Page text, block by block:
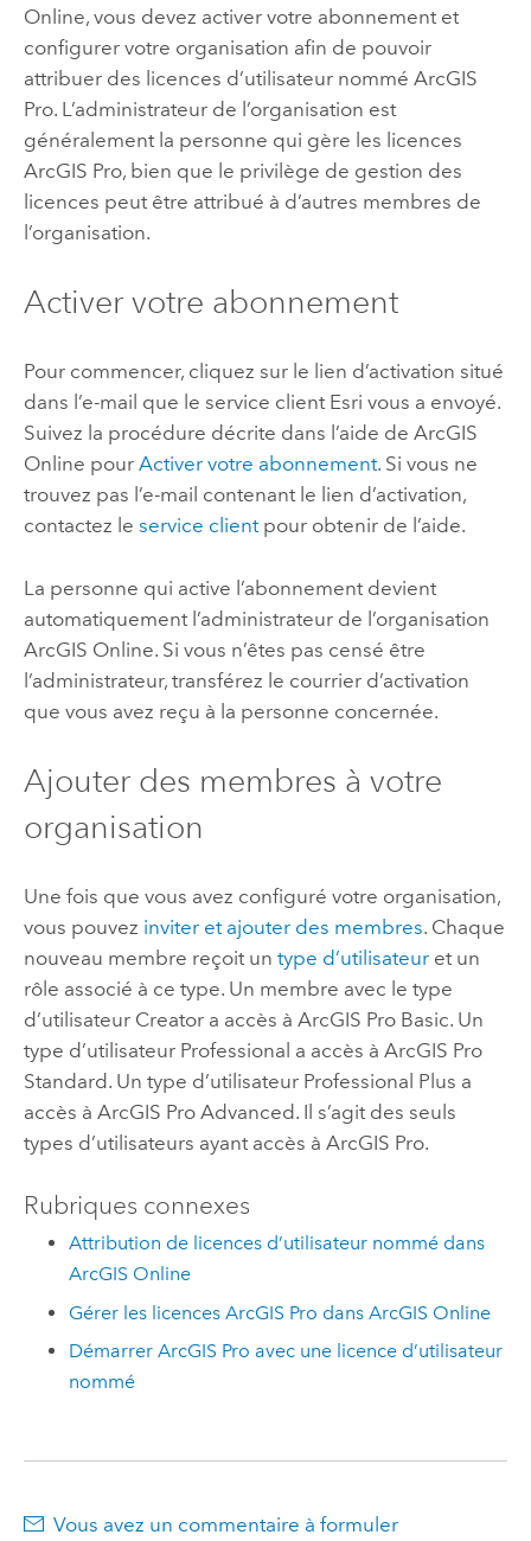
Online, vous devez activer votre abonnement et
configurer votre organisation afin de pouvoir
attribuer des licences d’utilisateur nommé ArcGIS
Pro. L’administrateur de l’organisation est
généralement la personne qui gère les licences
ArcGIS Pro, bien que le privilège de gestion des
licences peut être attribué à d’autres membres de
l’organisation.
Activer votre abonnement
Pour commencer, cliquez sur le lien d’activation situé
dans l’e-mail que le service client Esri vous a envoyé.
Suivez la procédure décrite dans l’aide de ArcGIS
Online pour Activer votre abonnement. Si vous ne
trouvez pas l’e-mail contenant le lien d’activation,
contactez le service clientpour obtenir de l’aide.
La personne qui active l’abonnement devient
automatiquement l’administrateur de l’organisation
ArcGIS Online. Si vous n’êtes pas censé être
l’administrateur, transférez le courrier d’activation
que vous avez reçu à la personne concernée.
Ajouter des membres à votre
organisation
Une fois que vous avez configuré votre organisation,
vous pouvez inviter et ajouter des membres. Chaque
nouveau membre reçoit un type d’utilisateuret un
rôle associé à ce type. Un membre avec le type
d’utilisateur Creatora accès à ArcGIS Pro Basic. Un
type d’utilisateur Professional a accès à ArcGIS Pro
Standard. Un type d’utilisateur Professional Plus a
accès à ArcGIS Pro Advanced. Il s’agit des seuls
types d’utilisateurs ayant accès à ArcGIS Pro.
Rubriques connexes
Attribution de licences d’utilisateur nommé dans
ArcGIS Online
Gérer les licences ArcGIS Pro dans ArcGIS Online
Démarrer ArcGIS Pro avec une licence d’utilisateur
nommé
Vous avez un commentaire à formuler